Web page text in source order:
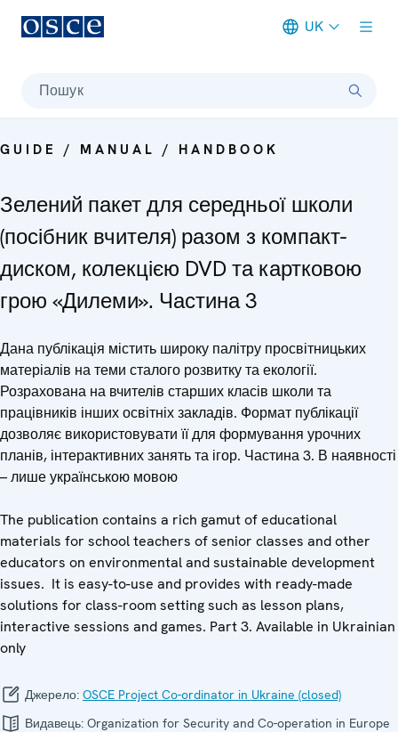
UK
Пошук
GUIDE / MANUAL / HANDBOOK
Зелений пакет для середньої школи
(посібник вчителя) разом з компакт-
диском, колекцією DVD та картковою
грою «Дилеми». Частина 3
Дана публікація містить широку палітру просвітницьких
матеріалів на теми сталого розвитку та екології.
Розрахована на вчителів старших класів школи та
працівників інших освітніх закладів. Формат публікації
дозволяє використовувати її для формування урочних
планів, інтерактивних занять та ігор. Частина 3. В наявності
– лише українською мовою
The publication contains a rich gamut of educational
materials for school teachers of senior classes and other
educators on environmental and sustainable development
issues. It is easy-to-use and provides with ready-made
solutions for class-room setting such as lesson plans,
interactive sessions and games. Part 3. Available in Ukrainian
only
Джерело: OSCE Project Co-ordinator in Ukraine (closed)
Видавець: Organization for Security and Co-operation in Europe